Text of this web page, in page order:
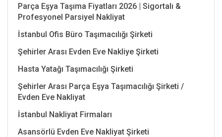
Parça Eşya Taşıma Fiyatları 2026 | Sigortalı &
Profesyonel Parsiyel Nakliyat
İstanbul Ofis Büro Taşımacılığı Şirketi
Şehirler Arası Evden Eve Nakliye Şirketi
Hasta Yatağı Taşımacılığı Şirketi
Şehirler Arası Parça Eşya Taşımacılığı Şirketi /
Evden Eve Nakliyat
İstanbul Nakliyat Firmaları
Asansörlü Evden Eve Nakliyat Şirketi